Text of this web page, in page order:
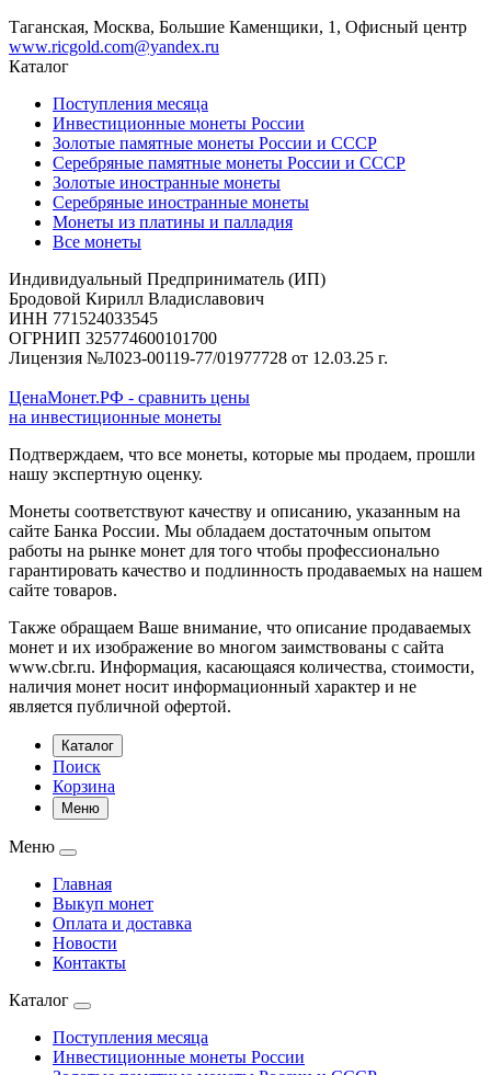
Таганская, Москва, Большие Каменщики, 1, Офисный центр
www.ricgold.com@yandex.ru
Каталог
Поступления месяца
Инвестиционные монеты России
Золотые памятные монеты России и СССР
Серебряные памятные монеты России и СССР
Золотые иностранные монеты
Серебряные иностранные монеты
Монеты из платины и палладия
Все монеты
Индивидуальный Предприниматель (ИП)
Бродовой Кирилл Владиславович
ИНН 771524033545
ОГРНИП 325774600101700
Лицензия №Л023-00119-77/01977728 от 12.03.25 г.
ЦенаМонет.РФ - сравнить цены
на инвестиционные монеты
Подтверждаем, что все монеты, которые мы продаем, прошли
нашу экспертную оценку.
Монеты соответствуют качеству и описанию, указанным на
сайте Банка России. Мы обладаем достаточным опытом
работы на рынке монет для того чтобы профессионально
гарантировать качество и подлинность продаваемых на нашем
сайте товаров.
Также обращаем Ваше внимание, что описание продаваемых
монет и их изображение во многом заимствованы с сайта
www.cbr.ru. Информация, касающаяся количества, стоимости,
наличия монет носит информационный характер и не
является публичной офертой.
Каталог
Поиск
Корзина
Меню
Меню
Главная
Выкуп монет
Оплата и доставка
Новости
Контакты
Каталог
Поступления месяца
Инвестиционные монеты России